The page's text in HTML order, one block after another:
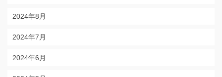
2024年8月
2024年7月
2024年6月